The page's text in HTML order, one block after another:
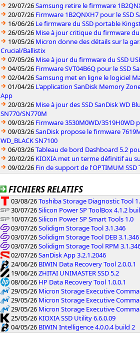
29/07/26Samsung retire le firmware
20/07/26 Firmware 1B2QNXH7 pour le SSD
16/06/26 Le firmware du SSD portable
26/05/26 Mise à jour critique du firmware du
19/05/26 Micron donne des détails sur la
Crucial/Ballistix
07/05/26 Mise à jour du firmware du SSD
04/05/26 Firmware SVT04B6Q pour le SSD
02/04/26Samsung met en ligne le logiciel
01/04/26 L'application SanDisk Memory
App
20/03/26 Mise à jour des SSD SanDisk WD
SN770/SN770M
09/03/26 Firmware 3530M0WD/3519H0WD
09/03/26SanDisk propose le firmware
WD_BLACK SN7100
06/03/26Tableau de bord Dashboard 5.2
20/02/26 KIOXIA met un terme définitif au
09/02/26 Fin de support de l'OPTIMUM SSD
FICHIERS RELATIFS
03/08/26Toshiba Storage Diagnostic Tool
30/07/26Silicon Power SP ToolBox 4.1.2
10/07/26Silicon Power SP Smart Tools 1.0
03/07/26Solidigm Storage Tool 3.1.346
03/07/26Solidigm Storage Tool DEB 3.1.346
03/07/26Solidigm Storage Tool RPM
02/07/26SanDisk App 3.2.1.2046
24/06/26 BIWIN Data Recovery Tool 2.0.0.1
19/06/26ZHITAI UNIMASTER SSD 5.2
08/06/26 HP Data Recovery Tool 1.0.0.1
29/05/26 Micron Storage Executive
29/05/26 Micron Storage Executive
29/05/26 Micron Storage Executive
25/05/26 KIOXIA SSD Utility 6.6.0.09
04/05/26 BIWIN Intelligence 4.0.0.4 build 2